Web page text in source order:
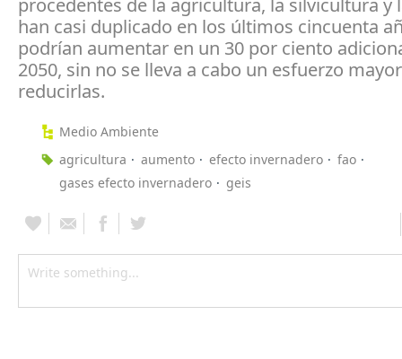
procedentes de la agricultura, la silvicultura y
han casi duplicado en los últimos cincuenta
podrían aumentar en un 30 por ciento
2050, sin no se lleva a cabo un esfuerzo
reducirlas.
Medio Ambiente
agricultura
aumento efecto invernadero
fao
gases efecto invernadero
geis